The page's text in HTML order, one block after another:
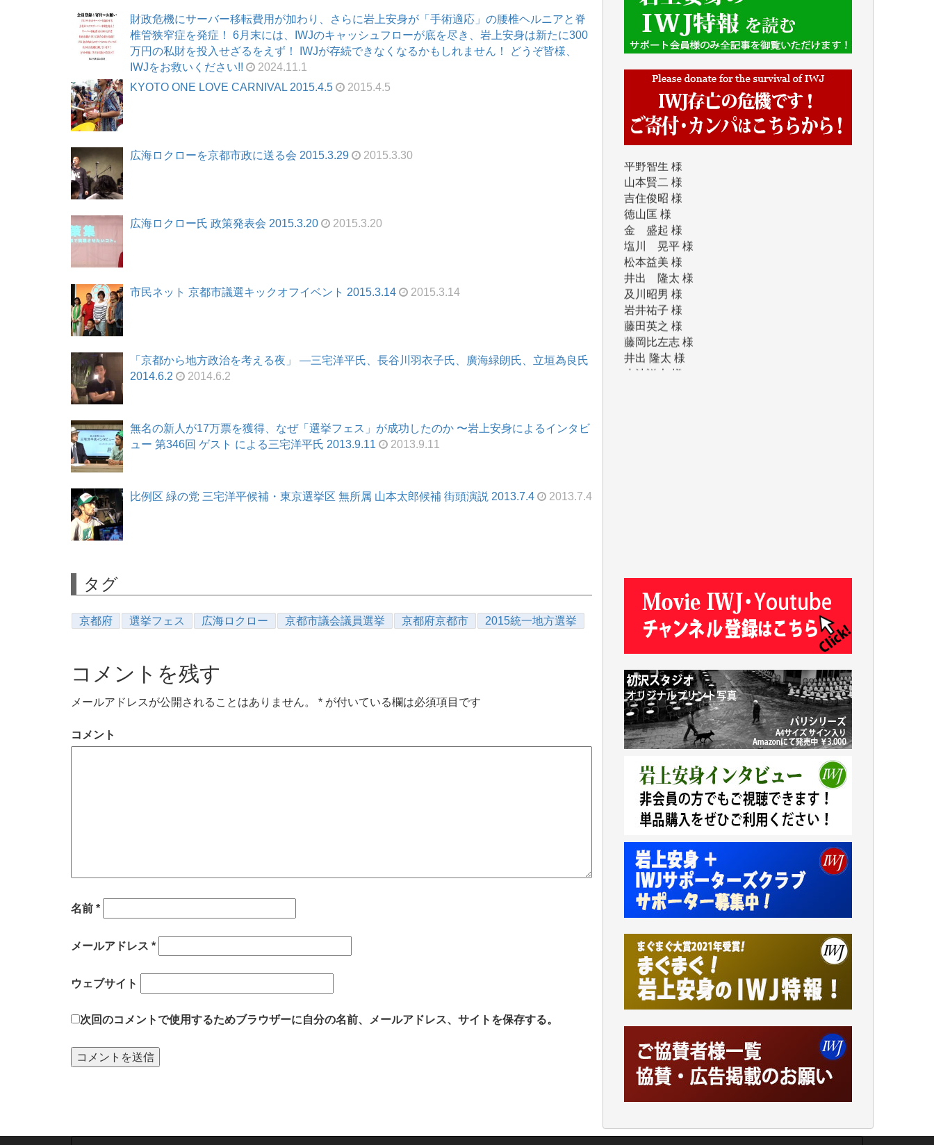
財政危機にサーバー移転費用が加わり、さらに岩上安身が「手術適応」の腰椎ヘルニアと脊
椎管狭窄症を発症！ 6月末には、IWJのキャッシュフローが底を尽き、岩上安身は新たに300
万円の私財を投入せざるをえず！ IWJが存続できなくなるかもしれません！ どうぞ皆様、
IWJをお救いください!!
2024.11.1
KYOTO ONE LOVE CARNIVAL 2015.4.5
2015.4.5
広海ロクローを京都市政に送る会 2015.3.29 2015.3.30
広海ロクロー氏 政策発表会 2015.3.20 2015.3.20
市民ネット 京都市議選キックオフイベント 2015.3.14 2015.3.14
「京都から地方政治を考える夜」 ―三宅洋平氏、長谷川羽衣子氏、廣海緑朗氏、立垣為良氏
2014.6.2
2014.6.2
無名の新人が17万票を獲得、なぜ「選挙フェス」が成功したのか 〜岩上安身によるインタビ
ュー 第346回 ゲスト による三宅洋平氏 2013.9.11
2013.9.11
比例区 緑の党 三宅洋平候補・東京選挙区 無所属 山本太郎候補 街頭演説 2013.7.4 2013.7.4
タグ
京都府 選挙フェス 広海ロクロー 京都市議会議員選挙 京都府京都市 2015統一地方選挙
コメントを残す
メールアドレスが公開されることはありません。 * が付いている欄は必須項目です
コメント
名前 *
メールアドレス *
ウェブサイト
次回のコメントで使用するためブラウザーに自分の名前、メールアドレス、サイトを保存する。
y.m. 様
R.N. 様
J.M. 様
T.N. 様
Y.T. 様
ASAKO TAKAESU 様
マシオン恵美香 様
平野智生 様
吉住俊昭 様
徳山匡 様
金 盛起 様
塩川 晃平 様
松本益美 様
井出 隆太 様
及川昭男 様
岩井祐子 様
藤田英之 様
藤岡比左志 様
井出 隆太 様
小池説夫 様
アオキカナメ 様
かねてよりIWJが発してきた膨大な取材記事
や解説記事、そして各界の方々とのインタビ
ューは大袈裟ではなく、極めて重要な知的財
画できて、かなりの動画をDVDに焼きこんで
保存していました。
しかし、それが出来なくなって以降はExcelな
どを使ってハイパーリンクを張り、重要と思
われる記事にいつでも簡単にアクセスできる
ようにして来ました。しかし、それができる
のもコンテンツがサーバーに保存されている
からこそのことであり、そのサーバーが使え
なくなってしまえば二度と視ることが出来な
くなってしまいます。
「何とかしなければ、何とかしてほしい。」
と思いながらも前述した事情でどうにもなら
ない自分の非力に歯ぎしりするばかりです。
（T.M.様）
いつもまともな報道、ありがとうございま
す。（新城 靖 様）